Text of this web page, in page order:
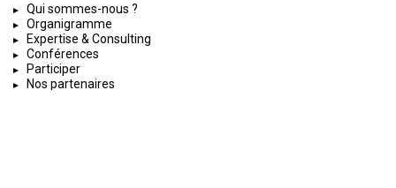
Qui sommes-nous ?
Organigramme
Expertise & Consulting
Conférences
Participer
Nos partenaires